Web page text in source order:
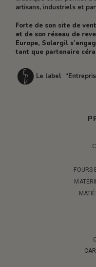
artisans, industriels et
Forte de son site de
et de son réseau de
Europe, Solargil
tant que partenaire
Le label
FOURS